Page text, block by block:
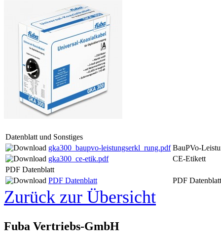
Datenblatt und Sonstiges
gka300_baupvo-leistungserkl_rung.pdf BauPVo-
gka300_ce-etik.pdf
CE-Etikett
PDF Datenblatt
PDF Datenblatt
PDF Datenblatt
Zurück zur Übersicht
Fuba Vertriebs-GmbH